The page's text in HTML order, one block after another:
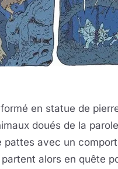
en statue de
doués de la
pattes avec un
alors en quête